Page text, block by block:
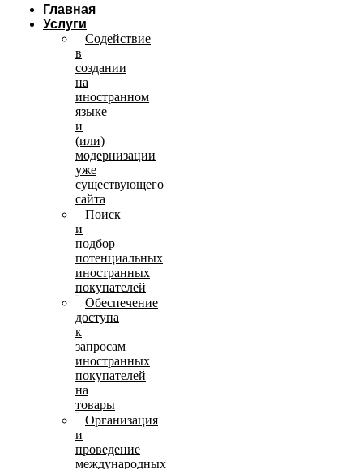
Главная
Услуги
Содействие
в
создании
на
иностранном
языке
и
(или)
модернизации
уже
существующего
сайта
Поиск
и
подбор
потенциальных
иностранных
покупателей
Обеспечение
доступа
к
запросам
иностранных
покупателей
на
товары
Организация
и
проведение
международных